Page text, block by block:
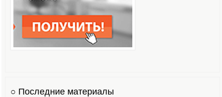
○ Последние материалы